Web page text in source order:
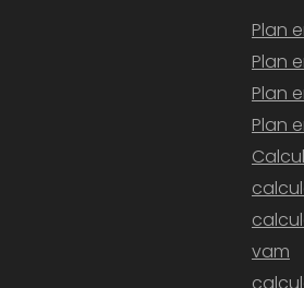
Plan
Plan
Plan
Plan
vam